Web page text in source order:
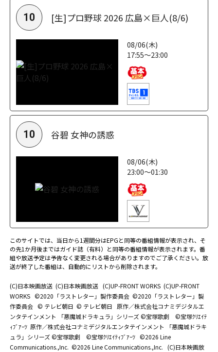
10 [生]プロ野球 2026 広島×巨人(8/6)
08/06(木)
17:55～23:00
10 谷碧 女神の誘惑
08/06(木)
23:00～01:30
このサイトでは、当日から1週間分はEPGと同等の番組情報が表示され、そ
の先1か月後まではガイド誌（有料）と同等の番組情報が表示されます。番
組や放送予定は予告なく変更される場合がありますのでご了承ください。放
送が終了した番組は、自動的にリストから削除されます。
(C)日本映画放送 (C)日本映画放送 (C)UP-FRONT WORKS (C)UP-FRONT
WORKS ©2020「ラストレター」製作委員会 ©2020「ラストレター」製
作委員会 © テレビ朝日 © テレビ朝日
原作／株式会社コナミデジタルエ
ンタテインメント 「悪魔城ドラキュラ」シリーズ ©宝塚歌劇 ©宝塚ｸﾘｴｲﾃ
ｨﾌﾞｱｰﾂ 原作／株式会社コナミデジタルエンタテインメント 「悪魔城ドラキ
ュラ」シリーズ ©宝塚歌劇 ©宝塚ｸﾘｴｲﾃｨﾌﾞｱｰﾂ ©2026 Line
Communications.,Inc. ©2026 Line Communications.,Inc. (C)日本映画放